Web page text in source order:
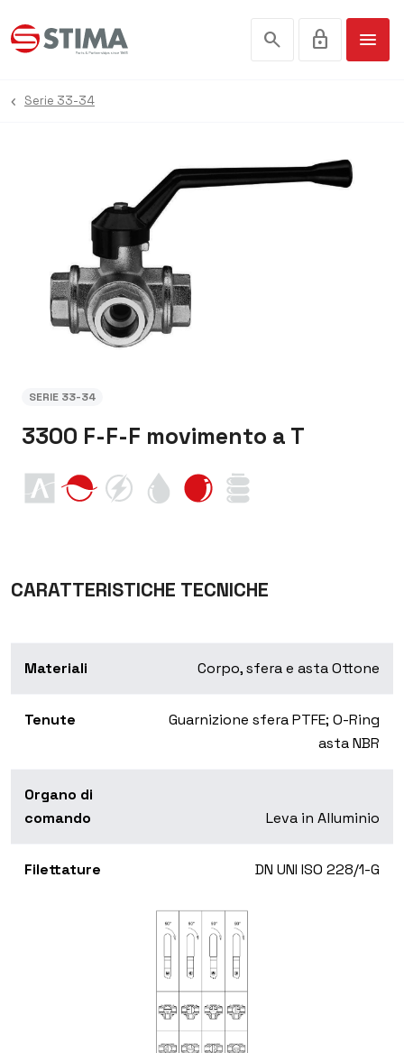
search lock menu
Serie 33-34
SERIE 33-34
3300 F-F-F movimento a T
CARATTERISTICHE TECNICHE
Materiali Corpo, sfera e asta Ottone
Tenute
Guarnizione sfera PTFE; O-Ring
asta NBR
Organo di
comando
Leva in Alluminio
Filettature DN UNI ISO 228/1-G